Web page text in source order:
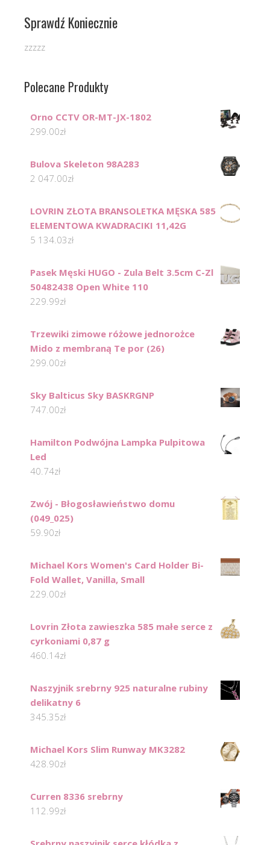
Sprawdź Koniecznie
zzzzz
Polecane Produkty
Orno CCTV OR-MT-JX-1802
299.00zł
Bulova Skeleton 98A283
2 047.00zł
LOVRIN ZŁOTA BRANSOLETKA MĘSKA 585
ELEMENTOWA KWADRACIKI 11,42G
5 134.03zł
Pasek Męski HUGO - Zula Belt 3.5cm C-Zl
50482438 Open White 110
229.99zł
Trzewiki zimowe różowe jednorożce
Mido z membraną Te por (26)
299.00zł
Sky Balticus Sky BASKRGNP
747.00zł
Hamilton Podwójna Lampka Pulpitowa
Led
40.74zł
Zwój - Błogosławieństwo domu
(049_025)
59.90zł
Michael Kors Women's Card Holder Bi-
Fold Wallet, Vanilla, Small
229.00zł
Lovrin Złota zawieszka 585 małe serce z
cyrkoniami 0,87 g
460.14zł
Naszyjnik srebrny 925 naturalne rubiny
delikatny 6
345.35zł
Michael Kors Slim Runway MK3282
428.90zł
Curren 8336 srebrny
112.99zł